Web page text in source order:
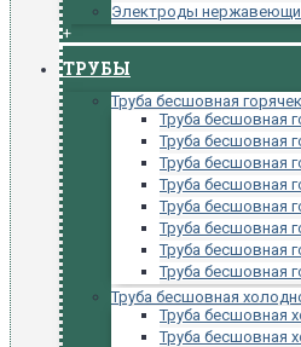
Электроды
+
ТРУБЫ
Труба бесшовная
Труба бесшовная
Труба бесшовная
Труба бесшовная
Труба бесшовная
Труба бесшовная
Труба бесшовная
Труба бесшовная
Труба бесшовная
Труба бесшовная
Труба бесшовная
Труба бесшовная